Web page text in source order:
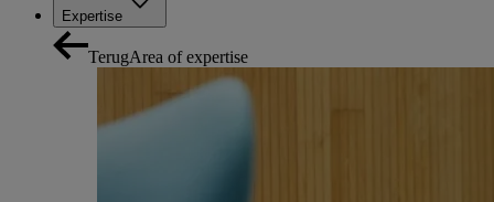
Expertise
TerugArea of expertise